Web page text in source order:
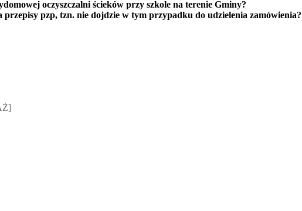
oczyszczalni ścieków przy szkole na terenie Gminy?
przepisy pzp, tzn. nie dojdzie w tym przypadku do udzielenia zamówienia?
Jakubik, Rafał Prabucki - otwiera się w nowym oknie